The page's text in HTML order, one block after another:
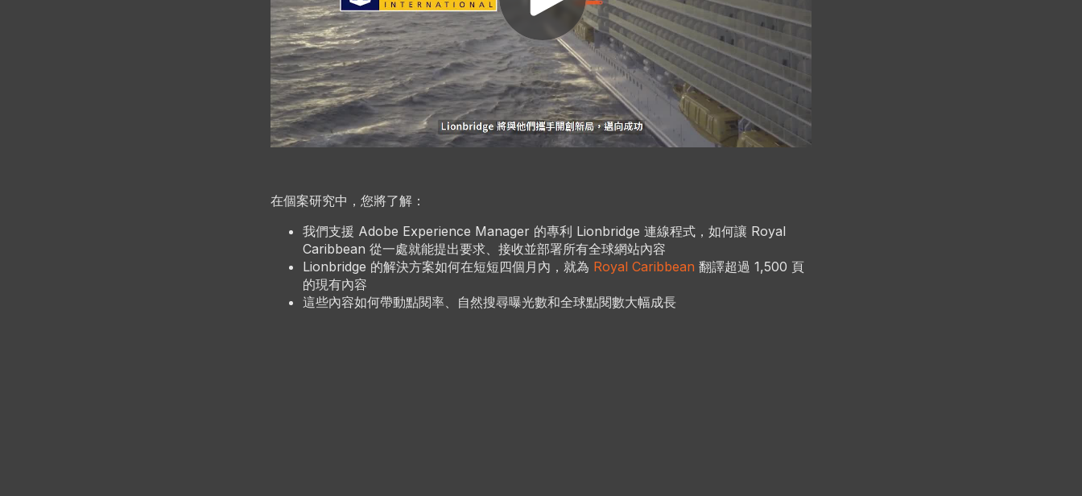
在個案研究中，您將了解：
我們支援 Adobe Experience Manager 的專利 Lionbridge 連線程式，如何讓 Royal
Caribbean 從一處就能提出要求、接收並部署所有全球網站內容
Lionbridge 的解決方案如何在短短四個月內，就為 Royal Caribbean 翻譯超過 1,500 頁
的現有內容
這些內容如何帶動點閱率、自然搜尋曝光數和全球點閱數大幅成長